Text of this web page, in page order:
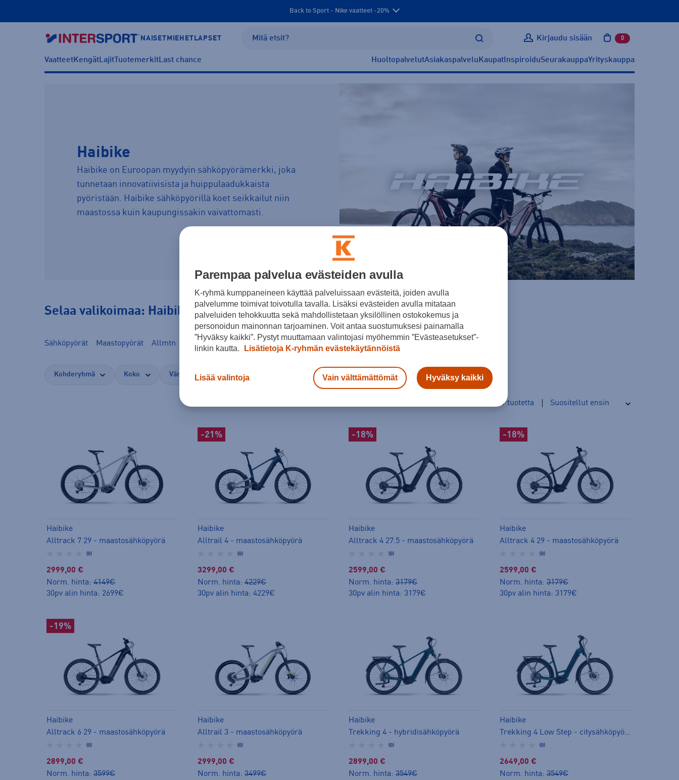
Back to Sport - Nike vaatteet -20%
NAISET MIEHET LAPSET Kirjaudu sisään 0 tuotetta
VaatteetKengätLajitTuotemerkitLast chance HuoltopalvelutAsiakaspalvelu Kaupat InspiroiduSeurakauppaYrityskauppa
Haibike
Haibike on Euroopan myydyin sähköpyörämerkki, joka
tunnetaan innovatiivisista ja huippulaadukkaista
pyöristään. Haibike sähköpyörillä koet seikkailut niin
maastossa kuin kaupungissakin vaivattomasti.
Selaa valikoimaa: Haibike
Sähköpyörät Maastopyörät Allmtn Alltrail Trekking
Kohderyhmä Koko Väri Alakategoria Kauppasaatavuus
9tuotetta
Haibike
Alltrack 7 29 - maastosähköpyörä
(0)
2999,00 €
Norm. hinta: 4149€
30pv alin hinta: 2699€
-21%
Haibike
Alltrail 4 - maastosähköpyörä
(0)
3299,00 €
Norm. hinta: 4229€
30pv alin hinta: 4229€
-18%
Haibike
Alltrack 4 27.5 - maastosähköpyörä
(0)
2599,00 €
Norm. hinta: 3179€
30pv alin hinta: 3179€
-18%
Haibike
Alltrack 4 29 - maastosähköpyörä
(0)
2599,00 €
Norm. hinta: 3179€
30pv alin hinta: 3179€
-19%
Haibike
Alltrack 6 29 - maastosähköpyörä
(0)
2899,00 €
Norm. hinta: 3599€
Haibike
Alltrail 3 - maastosähköpyörä
(0)
2999,00 €
Norm. hinta: 3499€
Haibike
Trekking 4 - hybridisähköpyörä
(0)
2899,00 €
Norm. hinta: 3549€
Haibike
Trekking 4 Low Step - citysähköpyörä
(0)
2649,00 €
Norm. hinta: 3549€
Parempaa palvelua evästeiden avulla
K-ryhmä kumppaneineen käyttää palveluissaan evästeitä, joiden avulla
palvelumme toimivat toivotulla tavalla. Lisäksi evästeiden avulla mitataan
palveluiden tehokkuutta sekä mahdollistetaan yksilöllinen ostokokemus ja
personoidun mainonnan tarjoaminen. Voit antaa suostumuksesi painamalla
”Hyväksy kaikki”. Pystyt muuttamaan valintojasi myöhemmin ”Evästeasetukset”-
linkin kautta.
Lisätietoja K-ryhmän evästekäytännöistä
Lisää valintoja Vain välttämättömät Hyväksy kaikki